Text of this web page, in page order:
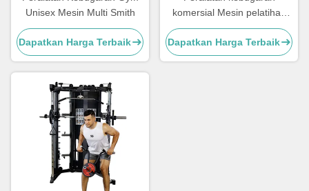
Unisex Mesin Multi Smith
Dapatkan Harga Terbaik
komersial Mesin pelatihan
kekuatan Smith Power Rack
Dapatkan Harga Terbaik